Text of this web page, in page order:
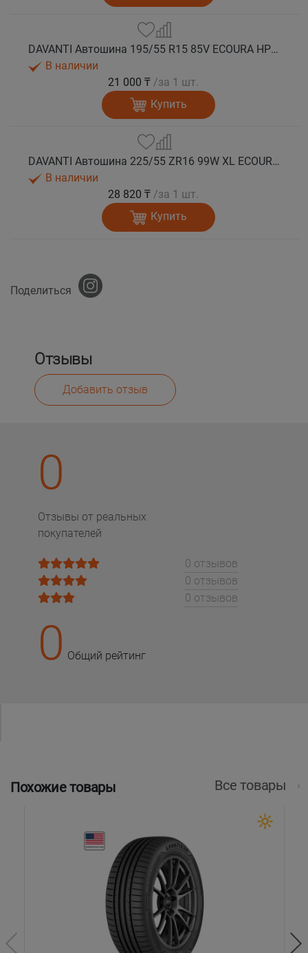
DAVANTI Автошина 195/55 R15 85V ECOURA HP1C RPR лето
В наличии
21 000 ₸ /за 1 шт.
Купить
DAVANTI Автошина 225/55 ZR16 99W XL ECOURA HP1C RPR лето
В наличии
28 820 ₸ /за 1 шт.
Купить
Поделиться
Отзывы
Добавить отзыв
0
Отзывы от реальных
покупателей
0 отзывов
0 отзывов
0 отзывов
0 Общий рейтинг
Похожие товары Все товары